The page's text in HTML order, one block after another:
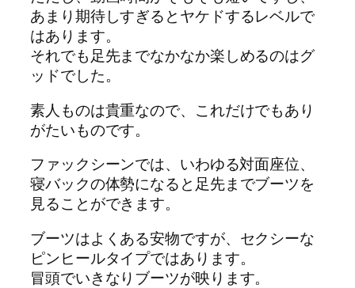
あまり期待しすぎるとヤケドするレベルで
はあります。
それでも足先までなかなか楽しめるのはグ
ッドでした。
素人ものは貴重なので、これだけでもあり
がたいものです。
ファックシーンでは、いわゆる対面座位、
寝バックの体勢になると足先までブーツを
見ることができます。
ブーツはよくある安物ですが、セクシーな
ピンヒールタイプではあります。
冒頭でいきなりブーツが映ります。